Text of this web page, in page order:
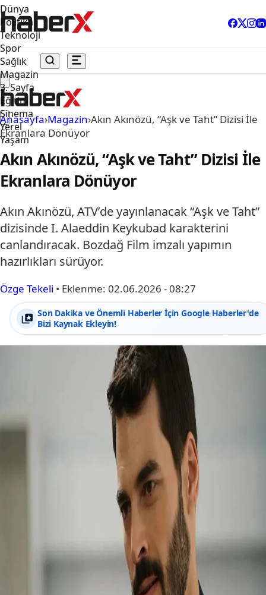
Dünya
Politika
Teknoloji
Spor
Sağlık
Magazin
3. Sayfa
Eğitim
Sinema
Yerel
Yaşam
Anasayfa›Magazin›Akın Akınözü, “Aşk ve Taht” Dizisi İle
Ekranlara Dönüyor
Akın Akınözü, “Aşk ve Taht” Dizisi İle
Ekranlara Dönüyor
Akın Akınözü, ATV’de yayınlanacak “Aşk ve Taht”
dizisinde I. Alaeddin Keykubad karakterini
canlandıracak. Bozdağ Film imzalı yapımın
hazırlıkları sürüyor.
Özge Tekeli • Eklenme: 02.06.2026 - 08:27
Son Dakika ve Önemli Haberler İçin Google Haberler'de
Bizi Kaynak Ekleyin!